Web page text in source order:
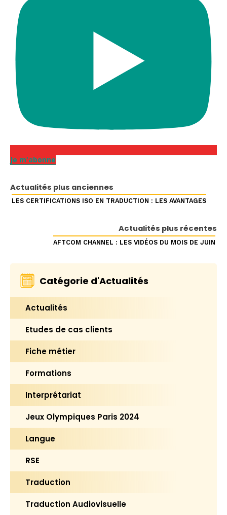
Je m'abonne
Actualités plus anciennes
LES CERTIFICATIONS ISO EN TRADUCTION : LES AVANTAGES
Actualités plus récentes
AFTCOM CHANNEL : LES VIDÉOS DU MOIS DE JUIN
Catégorie d'Actualités
Actualités
Etudes de cas clients
Fiche métier
Formations
Interprétariat
Jeux Olympiques Paris 2024
Langue
RSE
Traduction
Traduction Audiovisuelle